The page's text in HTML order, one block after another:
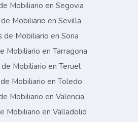
Mobiliario en Segovia
Mobiliario en Sevilla
de Mobiliario en Soria
Mobiliario en Tarragona
Mobiliario en Teruel
Mobiliario en Toledo
Mobiliario en Valencia
Mobiliario en Valladolid